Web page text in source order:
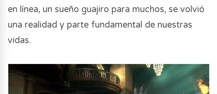
en línea, un sueño guajiro para muchos, se volvió
una realidad y parte fundamental de nuestras
vidas.